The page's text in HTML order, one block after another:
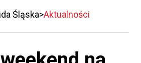
Śląska Aktualności